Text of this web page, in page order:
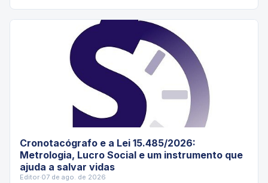
Cronotacógrafo e a Lei 15.485/2026:
Metrologia, Lucro Social e um instrumento que
ajuda a salvar vidas
Editor·07 de ago. de 2026